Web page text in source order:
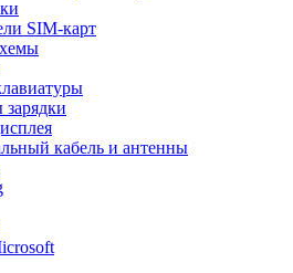
SIM-карт
зарядки
кабель и антенны